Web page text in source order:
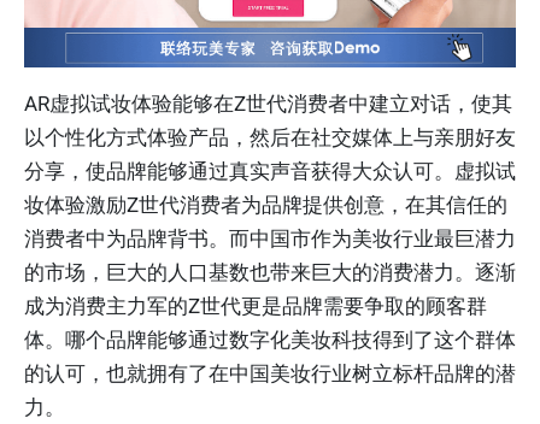
AR虚拟试妆体验能够在Z世代消费者中建立对话，使其
以个性化方式体验产品，然后在社交媒体上与亲朋好友
分享，使品牌能够通过真实声音获得大众认可。虚拟试
妆体验激励Z世代消费者为品牌提供创意，在其信任的
消费者中为品牌背书。而中国市作为美妆行业最巨潜力
的市场，巨大的人口基数也带来巨大的消费潜力。逐渐
成为消费主力军的Z世代更是品牌需要争取的顾客群
体。哪个品牌能够通过数字化美妆科技得到了这个群体
的认可，也就拥有了在中国美妆行业树立标杆品牌的潜
力。